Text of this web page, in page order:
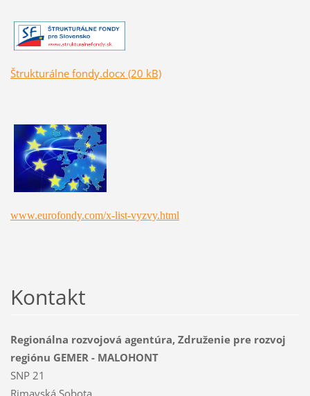
Štrukturálne fondy.docx (20 kB)
www.eurofondy.com/x-list-vyzvy.html
Kontakt
Regionálna rozvojová agentúra, Združenie pre rozvoj
regiónu GEMER - MALOHONT
SNP 21